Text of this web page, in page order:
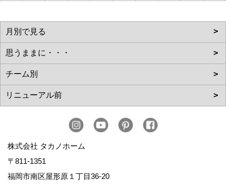
株式会社 タカノホーム
〒811-1351
福岡市南区屋形原１丁目36-20